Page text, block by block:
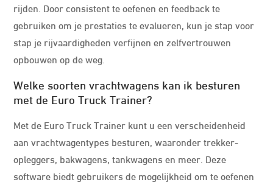
rijden. Door consistent te oefenen en feedback te
gebruiken om je prestaties te evalueren, kun je stap voor
stap je rijvaardigheden verfijnen en zelfvertrouwen
opbouwen op de weg.
Welke soorten vrachtwagens kan ik besturen
met de Euro Truck Trainer?
Met de Euro Truck Trainer kunt u een verscheidenheid
aan vrachtwagentypes besturen, waaronder trekker-
opleggers, bakwagens, tankwagens en meer. Deze
software biedt gebruikers de mogelijkheid om te oefenen